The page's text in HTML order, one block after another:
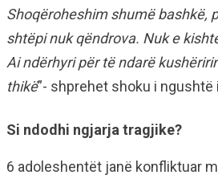
Shoqëroheshim shumë bashkë,
shtëpi nuk qëndrova. Nuk e
Ai ndërhyri për të ndarë
thikë”- shprehet shoku i ngushtë
Si ndodhi ngjarja tragjike?
6 adoleshentët janë konfliktuar